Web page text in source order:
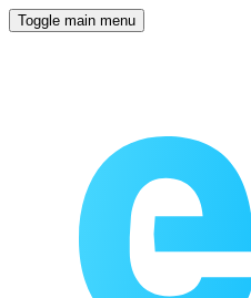
Toggle main menu